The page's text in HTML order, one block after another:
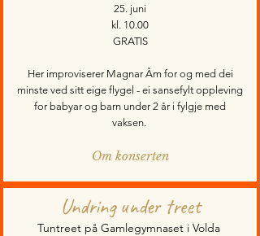
25. juni
kl. 10.00
GRATIS
Her improviserer Magnar Åm for og med dei
minste ved sitt eige flygel - ei sansefylt oppleving
for babyar og barn under 2 år i fylgje med
vaksen.
Om konserten
Undring under treet
Tuntreet på Gamlegymnaset i Volda